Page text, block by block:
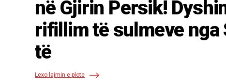
në Gjirin Persik!
rifillim të sulmeve nga
të
Lexo lajmin e plote